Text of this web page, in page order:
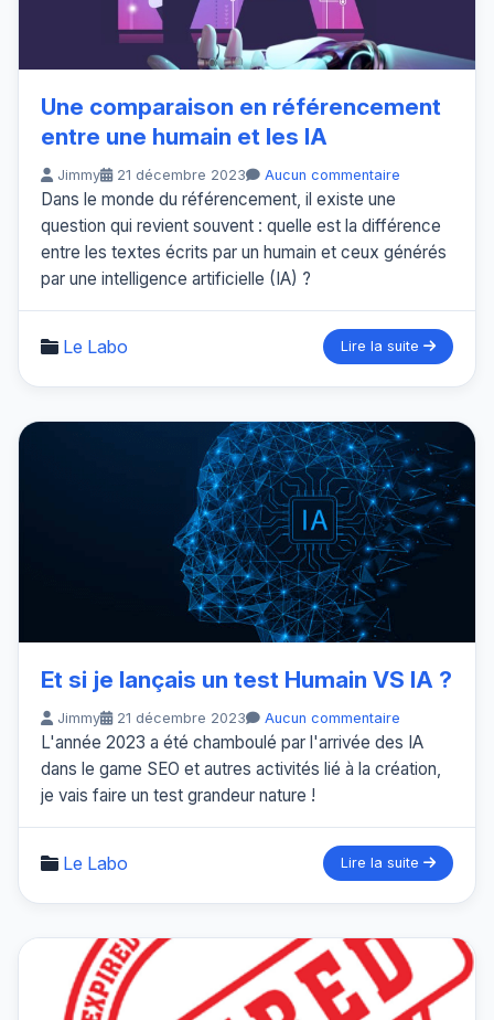
Une comparaison en référencement
entre une humain et les IA
Jimmy 21 décembre 2023 Aucun commentaire
Dans le monde du référencement, il existe une
question qui revient souvent : quelle est la différence
entre les textes écrits par un humain et ceux générés
par une intelligence artificielle (IA) ?
Le Labo Lire la suite
Et si je lançais un test Humain VS IA ?
Jimmy 21 décembre 2023 Aucun commentaire
L'année 2023 a été chamboulé par l'arrivée des IA
dans le game SEO et autres activités lié à la création,
je vais faire un test grandeur nature !
Le Labo Lire la suite